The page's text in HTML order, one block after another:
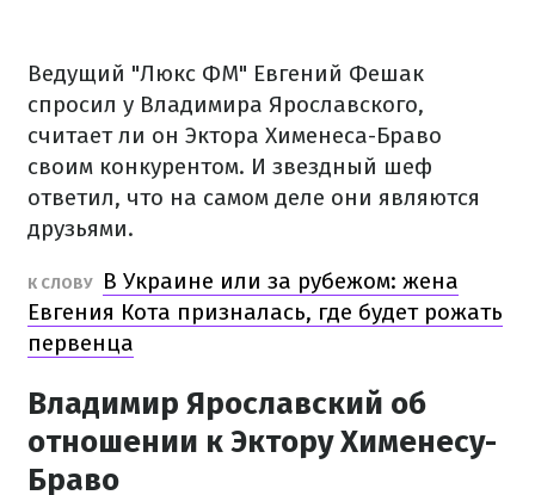
Ведущий "Люкс ФМ" Евгений Фешак
спросил у Владимира Ярославского,
считает ли он Эктора Хименеса-Браво
своим конкурентом. И звездный шеф
ответил, что на самом деле они являются
друзьями.
К СЛОВУ
В Украине или за рубежом: жена
Евгения Кота призналась, где будет рожать
первенца
Владимир Ярославский об
отношении к Эктору Хименесу-
Браво